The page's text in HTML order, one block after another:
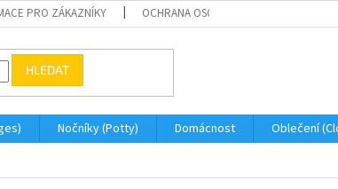
PRO ZÁKAZNÍKY OCHRANA OSOBNÍCH ÚDAJŮ
HLEDAT
Nočníky (Potty) Domácnost Oblečení